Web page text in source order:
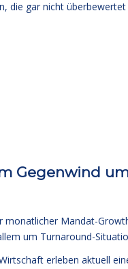
die gar nicht
Gegenwind
Mandat-
um Turnaround-
erleben aktuell